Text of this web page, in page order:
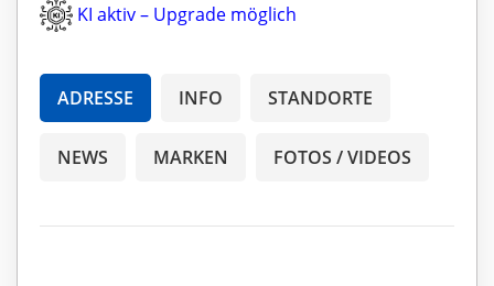
KI aktiv – Upgrade möglich
ADRESSE INFO STANDORTE
NEWS MARKEN FOTOS / VIDEOS